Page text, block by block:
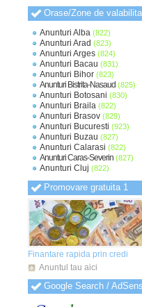
Orase/Zone de
Anunturi Alba (822)
Anunturi Arad (823)
Anunturi Arges (824)
Anunturi Bacau (831)
Anunturi Bihor (823)
Anunturi Bistrita-Nasaud (825)
Anunturi Botosani (830)
Anunturi Braila (822)
Anunturi Brasov (829)
Anunturi Bucuresti (923)
Anunturi Buzau (827)
Anunturi Calarasi (822)
Anunturi Caras-Severin (827)
Anunturi Cluj (822)
Anunturi Constanta
Anunturi Covasna(819)
Anunturi Dambovita(822)
Anunturi Dolj(823)
Anunturi Galati(824)
Anunturi Giurgiu(820)
Anunturi Gorj(819)
Anunturi Harghita (820)
Anunturi Hunedoara
Anunturi Ialomita
Anunturi Iasi(822)
Anunturi Ilfov(827)
Anunturi Maramures
Promovare gratuita 1
Finantare rapida prin credi
Anuntul tau aici
Google Search /